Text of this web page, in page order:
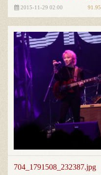
2015-11-29 02:00 91.95
704_1791508_232387.jpg